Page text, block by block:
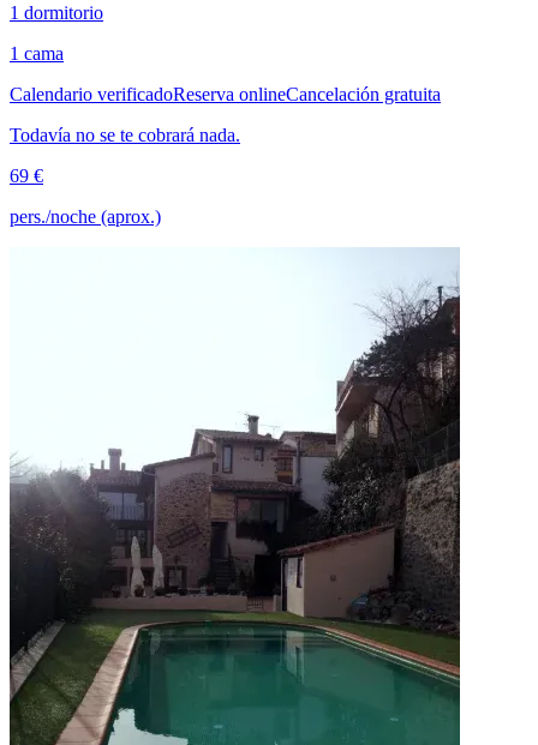
1 dormitorio
1 cama
Calendario verificadoReserva onlineCancelación gratuita
Todavía no se te cobrará nada.
69 €
pers./noche (aprox.)